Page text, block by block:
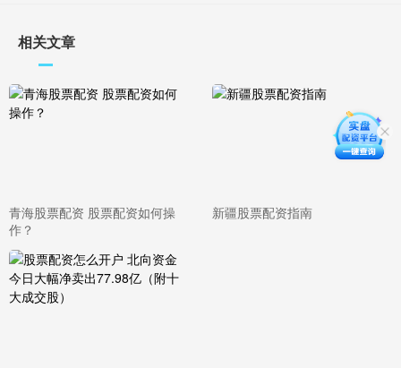
相关文章
青海股票配资 股票配资如何操
作？
新疆股票配资指南